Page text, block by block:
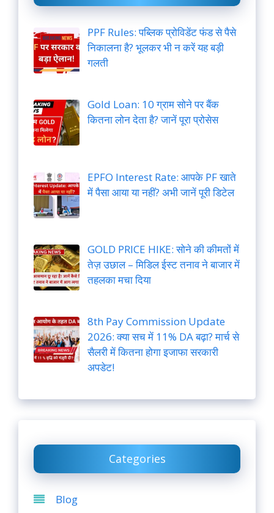
PPF Rules: पब्लिक प्रोविडेंट फंड से पैसे
निकालना है? भूलकर भी न करें यह बड़ी
गलती
Gold Loan: 10 ग्राम सोने पर बैंक
कितना लोन देता है? जानें पूरा प्रोसेस
EPFO Interest Rate: आपके PF खाते
में पैसा आया या नहीं? अभी जानें पूरी डिटेल
GOLD PRICE HIKE: सोने की कीमतों में
तेज़ उछाल – मिडिल ईस्ट तनाव ने बाजार में
तहलका मचा दिया
8th Pay Commission Update
2026: क्या सच में 11% DA बढ़ा? मार्च से
सैलरी में कितना होगा इजाफा सरकारी
अपडेट!
Categories
Blog